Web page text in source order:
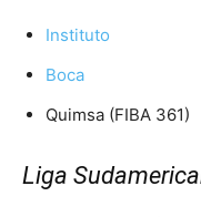
Instituto
Boca
Quimsa (FIBA 361)
Liga